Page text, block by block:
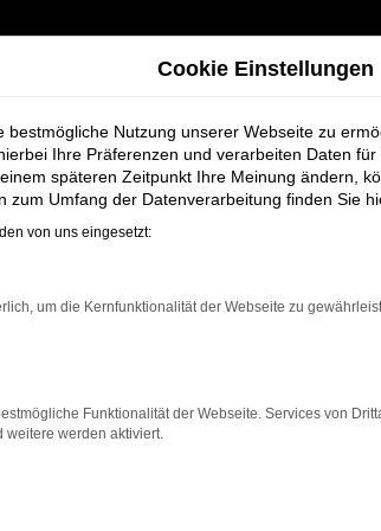
Bremervörde
bei
die ein zuverlässiges und
Komfort, Effizienz und modernes
neben einer breiten Auswahl
Cookie Einstellungen
bestmögliche Nutzung unserer Webseite zu
Ihre Präferenzen und verarbeiten Daten
späteren Zeitpunkt Ihre Meinung ändern,
zum Umfang der Datenverarbeitung finden Sie
von uns eingesetzt:
um die Kernfunktionalität der Webseite zu
Funktionalität der Webseite. Services von
weitere werden aktiviert.